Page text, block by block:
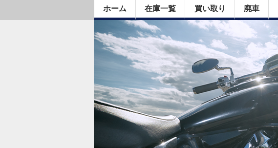
ホーム 在庫一覧 買い取り 廃車